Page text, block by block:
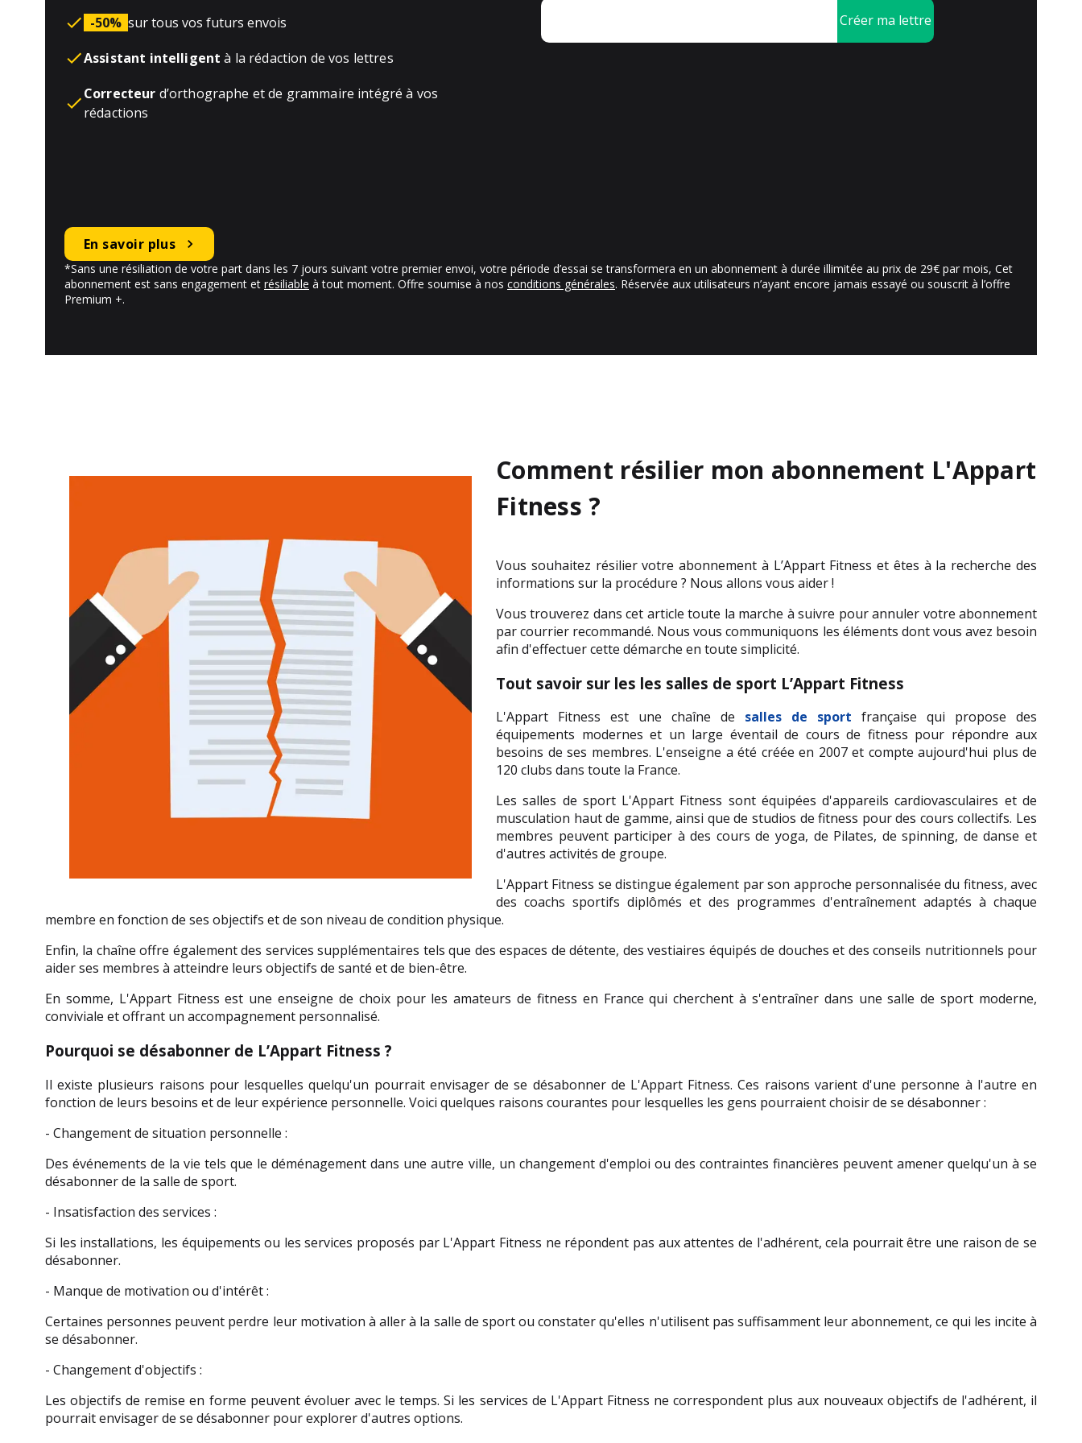
Comment résilier mon abonnement L'Appart
Fitness ?
Vous souhaitez résilier votre abonnement à L’Appart Fitness et êtes à la recherche des
informations sur la procédure ? Nous allons vous aider !
Vous trouverez dans cet article toute la marche à suivre pour annuler votre abonnement
par courrier recommandé. Nous vous communiquons les éléments dont vous avez besoin
afin d'effectuer cette démarche en toute simplicité.
Tout savoir sur les les salles de sport L’Appart Fitness
L'Appart Fitness est une chaîne de salles de sport française qui propose des
équipements modernes et un large éventail de cours de fitness pour répondre aux
besoins de ses membres. L'enseigne a été créée en 2007 et compte aujourd'hui plus de
120 clubs dans toute la France.
Les salles de sport L'Appart Fitness sont équipées d'appareils cardiovasculaires et de
musculation haut de gamme, ainsi que de studios de fitness pour des cours collectifs. Les
membres peuvent participer à des cours de yoga, de Pilates, de spinning, de danse et
d'autres activités de groupe.
L'Appart Fitness se distingue également par son approche personnalisée du fitness, avec
des coachs sportifs diplômés et des programmes d'entraînement adaptés à chaque
membre en fonction de ses objectifs et de son niveau de condition physique.
Enfin, la chaîne offre également des services supplémentaires tels que des espaces de détente, des vestiaires équipés de douches et des conseils nutritionnels pour
aider ses membres à atteindre leurs objectifs de santé et de bien-être.
En somme, L'Appart Fitness est une enseigne de choix pour les amateurs de fitness en France qui cherchent à s'entraîner dans une salle de sport moderne,
conviviale et offrant un accompagnement personnalisé.
Pourquoi se désabonner de L’Appart Fitness ?
Il existe plusieurs raisons pour lesquelles quelqu'un pourrait envisager de se désabonner de L'Appart Fitness. Ces raisons varient d'une personne à l'autre en
fonction de leurs besoins et de leur expérience personnelle. Voici quelques raisons courantes pour lesquelles les gens pourraient choisir de se désabonner :
- Changement de situation personnelle :
Des événements de la vie tels que le déménagement dans une autre ville, un changement d'emploi ou des contraintes financières peuvent amener quelqu'un à se
désabonner de la salle de sport.
- Insatisfaction des services :
Si les installations, les équipements ou les services proposés par L'Appart Fitness ne répondent pas aux attentes de l'adhérent, cela pourrait être une raison de se
désabonner.
- Manque de motivation ou d'intérêt :
Certaines personnes peuvent perdre leur motivation à aller à la salle de sport ou constater qu'elles n'utilisent pas suffisamment leur abonnement, ce qui les incite à
se désabonner.
- Changement d'objectifs :
Les objectifs de remise en forme peuvent évoluer avec le temps. Si les services de L'Appart Fitness ne correspondent plus aux nouveaux objectifs de l'adhérent, il
pourrait envisager de se désabonner pour explorer d'autres options.
-50% sur tous vos futurs envois
Assistant intelligentà la rédaction de vos lettres
Correcteur d’orthographe et de grammaire intégré à vos
rédactions
Créer ma lettre
En savoir plus
*Sans une résiliation de votre part dans les 7 jours suivant votre premier envoi, votre période d’essai se transformera en un abonnement à durée illimitée au prix de 29€ par mois, Cet
abonnement est sans engagement et résiliable à tout moment. Offre soumise à nos conditions générales. Réservée aux utilisateurs n’ayant encore jamais essayé ou souscrit à l’offre
Premium +.